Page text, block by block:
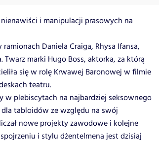
i manipulacji prasowych na
Daniela Craiga, Rhysa Ifansa,
Twarz marki Hugo Boss, aktorka, za którą
się w rolę Krwawej Baronowej w filmie
teatru.
w plebiscytach na najbardziej seksownego
dla tabloidów ze względu na swój
nowe projekty zawodowe i kolejne
i stylu dżentelmena jest dzisiaj